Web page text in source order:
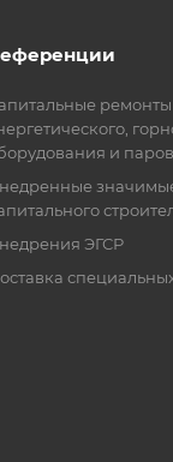
ремонты
и
ЭГСР